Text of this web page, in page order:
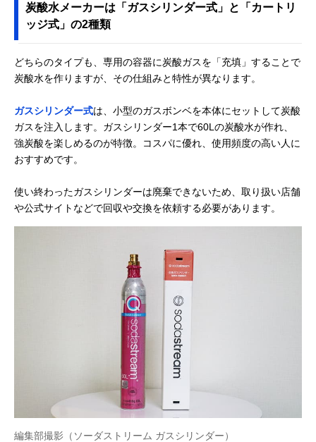
炭酸水メーカーは「ガスシリンダー式」と「カートリ
ッジ式」の2種類
どちらのタイプも、専用の容器に炭酸ガスを「充填」することで
炭酸水を作りますが、その仕組みと特性が異なります。
ガスシリンダー式は、小型のガスボンベを本体にセットして炭酸
ガスを注入します。ガスシリンダー1本で60Lの炭酸水が作れ、
強炭酸を楽しめるのが特徴。コスパに優れ、使用頻度の高い人に
おすすめです。
使い終わったガスシリンダーは廃棄できないため、取り扱い店舗
や公式サイトなどで回収や交換を依頼する必要があります。
編集部撮影（ソーダストリーム ガスシリンダー）